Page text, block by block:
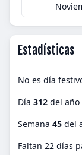
Estadísticas
No es día
Día 312 del
Semana 45 del
Faltan 22 días